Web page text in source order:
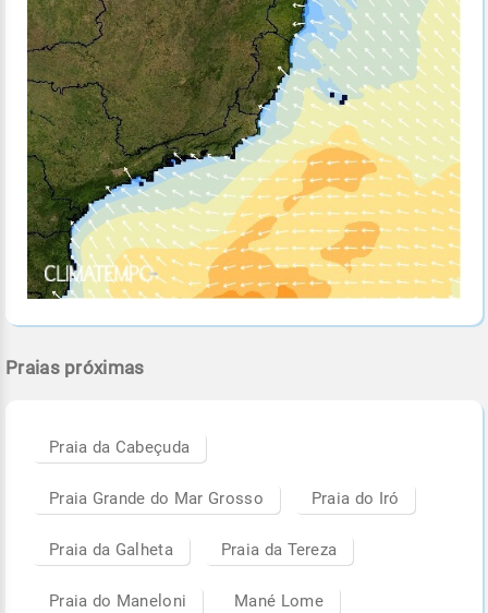
Praias próximas
Praia da Cabeçuda
Praia Grande do Mar Grosso Praia do Iró
Praia da Galheta Praia da Tereza
Praia do Maneloni Mané Lome